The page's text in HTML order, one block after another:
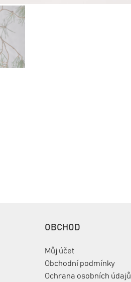
OBCHOD
Můj účet
Obchodní podmínky
Ochrana osobních údajů